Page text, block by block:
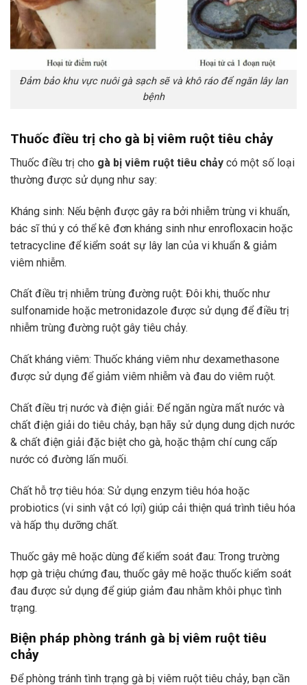
Đảm bảo khu vực nuôi gà sạch sẽ và khô ráo để ngăn lây lan
bệnh
Thuốc điều trị cho gà bị viêm ruột tiêu chảy
Thuốc điều trị cho gà bị viêm ruột tiêu chảy có một số loại
thường được sử dụng như say:
Kháng sinh: Nếu bệnh được gây ra bởi nhiễm trùng vi khuẩn,
bác sĩ thú y có thể kê đơn kháng sinh như enrofloxacin hoặc
tetracycline để kiểm soát sự lây lan của vi khuẩn & giảm
viêm nhiễm.
Chất điều trị nhiễm trùng đường ruột: Đôi khi, thuốc như
sulfonamide hoặc metronidazole được sử dụng để điều trị
nhiễm trùng đường ruột gây tiêu chảy.
Chất kháng viêm: Thuốc kháng viêm như dexamethasone
được sử dụng để giảm viêm nhiễm và đau do viêm ruột.
Chất điều trị nước và điện giải: Để ngăn ngừa mất nước và
chất điện giải do tiêu chảy, bạn hãy sử dụng dung dịch nước
& chất điện giải đặc biệt cho gà, hoặc thậm chí cung cấp
nước có đường lấn muối.
Chất hỗ trợ tiêu hóa: Sử dụng enzym tiêu hóa hoặc
probiotics (vi sinh vật có lợi) giúp cải thiện quá trình tiêu hóa
và hấp thụ dưỡng chất.
Thuốc gây mê hoặc dùng để kiểm soát đau: Trong trường
hợp gà triệu chứng đau, thuốc gây mê hoặc thuốc kiểm soát
đau được sử dụng để giúp giảm đau nhằm khôi phục tình
trạng.
Biện pháp phòng tránh gà bị viêm ruột tiêu
chảy
Để phòng tránh tình trạng gà bị viêm ruột tiêu chảy, bạn cần